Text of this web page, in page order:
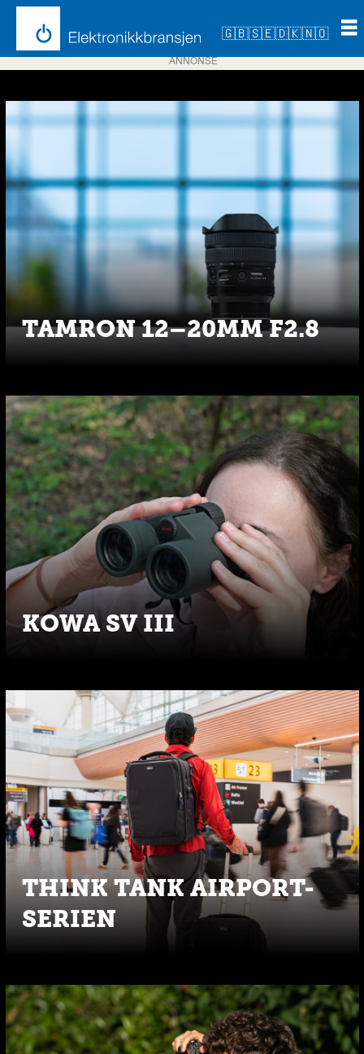
🇬🇧🇸🇪🇩🇰🇳🇴
Emne:
focus
nordic
ANNONSE
TAMRON 12–20MM F2.8
KOWA SV III
THINK TANK AIRPORT-
SERIEN